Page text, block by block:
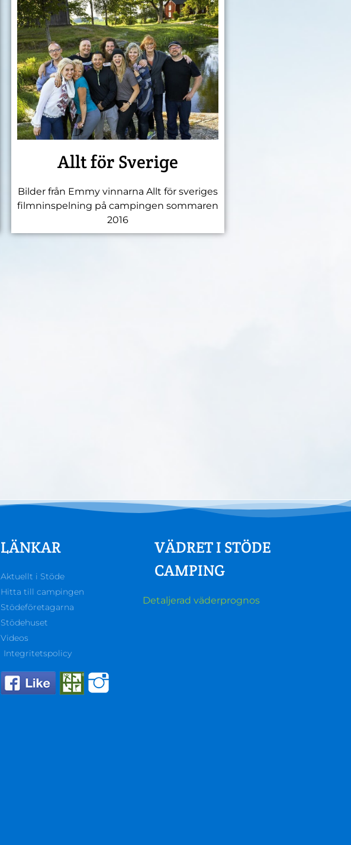
Allt för Sverige
Bilder från Emmy vinnarna Allt för sveriges
filmninspelning på campingen sommaren
2016
LÄNKAR
Aktuellt i Stöde
Hitta till campingen
Stödeföretagarna
Stödehuset
Videos
Integritetspolicy
VÄDRET I STÖDE
CAMPING
Detaljerad väderprognos